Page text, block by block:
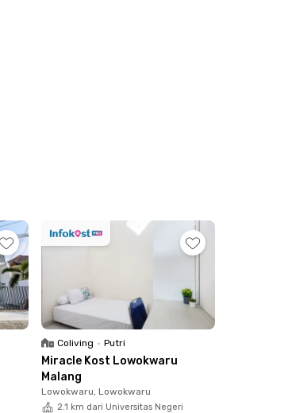
Coliving • Putri
Miracle Kost Lowokwaru
Malang
Lowokwaru, Lowokwaru
2.1 km dari Universitas Negeri